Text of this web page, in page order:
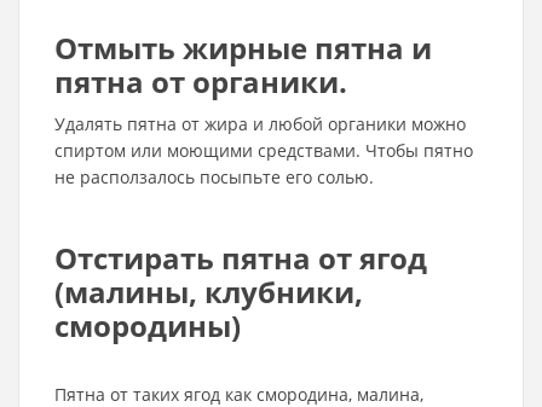
Отмыть жирные пятна и
пятна от органики.
Удалять пятна от жира и любой органики можно
спиртом или моющими средствами. Чтобы пятно
не расползалось посыпьте его солью.
Отстирать пятна от ягод
(малины, клубники,
смородины)
Пятна от таких ягод как смородина, малина,